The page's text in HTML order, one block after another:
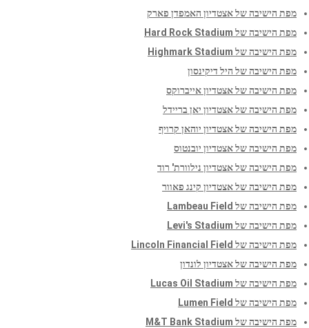
מפת הישיבה של אצטדיון האמפדן פארק
מפת הישיבה של Hard Rock Stadium
מפת הישיבה של Highmark Stadium
מפת הישיבה של היל דיקינסון
מפת הישיבה של אצטדיון אייברוקס
מפת הישיבה של אצטדיון יאן בריידל
מפת הישיבה של אצטדיון יוהאן קרויף
מפת הישיבה של אצטדיון יובנטוס
מפת הישיבה של אצטדיון נילוורת' רוד
מפת הישיבה של אצטדיון קינג פאוור
מפת הישיבה של Lambeau Field
מפת הישיבה של Levi's Stadium
מפת הישיבה של Lincoln Financial Field
מפת הישיבה של אצטדיון לונדון
מפת הישיבה של Lucas Oil Stadium
מפת הישיבה של Lumen Field
מפת הישיבה של M&T Bank Stadium